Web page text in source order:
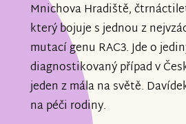
Mnichova Hradiště,
který bojuje s jednou z
mutací genu RAC3. Jde o
diagnostikovaný případ v
jeden z mála na světě.
na péči rodiny.